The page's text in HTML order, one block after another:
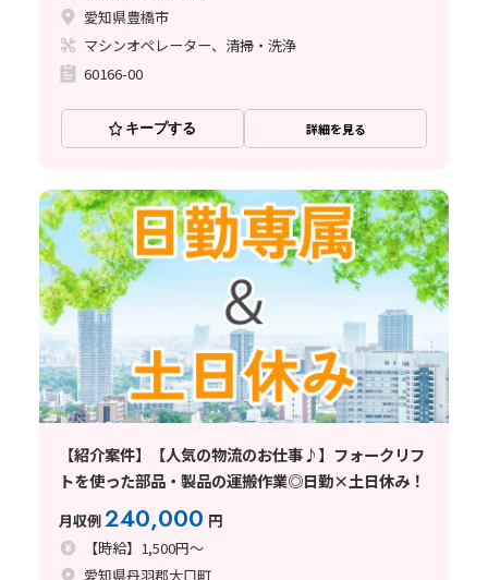
愛知県豊橋市
マシンオペレーター、清掃・洗浄
60166-00
キープする 詳細を見る
【紹介案件】【人気の物流のお仕事♪】フォークリフ
トを使った部品・製品の運搬作業◎日勤×土日休み！
月収例240,000 円
【時給】1,500円～
愛知県丹羽郡大口町